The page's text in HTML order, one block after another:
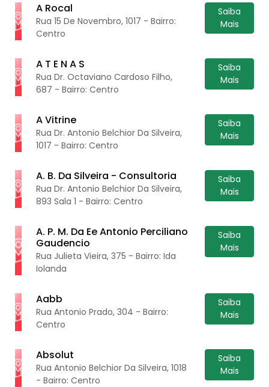
A Rocal
Rua 15 De Novembro, 1017 - Bairro:
Centro
Saiba
Mais
A T E N A S
Rua Dr. Octaviano Cardoso Filho,
687 - Bairro: Centro
Saiba
Mais
A Vitrine
Rua Dr. Antonio Belchior Da Silveira,
1017 - Bairro: Centro
Saiba
Mais
A. B. Da Silveira - Consultoria
Rua Dr. Antonio Belchior Da Silveira,
893 Sala 1 - Bairro: Centro
Saiba
Mais
A. P. M. Da Ee Antonio Perciliano
Gaudencio
Rua Julieta Vieira, 375 - Bairro: Ida
Iolanda
Saiba
Mais
Aabb
Rua Antonio Prado, 304 - Bairro:
Centro
Saiba
Mais
Absolut
Rua Antonio Belchior Da Silveira, 1018
- Bairro: Centro
Saiba
Mais